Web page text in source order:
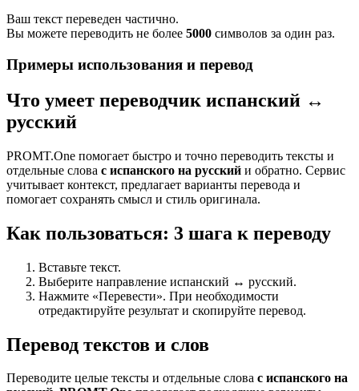
Ваш текст переведен частично.
Вы можете переводить не более 5000 символов за один раз.
Примеры использования и перевод
Что умеет переводчик испанский ↔
русский
PROMT.One помогает быстро и точно переводить тексты и
отдельные слова с испанского на русский и обратно. Сервис
учитывает контекст, предлагает варианты перевода и
помогает сохранять смысл и стиль оригинала.
Как пользоваться: 3 шага к переводу
Вставьте текст.
Выберите направление испанский ↔ русский.
Нажмите «Перевести». При необходимости
отредактируйте результат и скопируйте перевод.
Перевод текстов и слов
Переводите целые тексты и отдельные слова с испанского на